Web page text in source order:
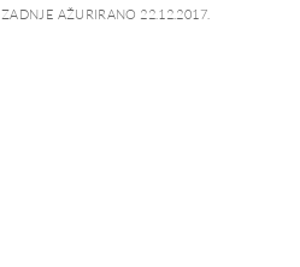
ZADNJE AŽURIRANO 22.12.2017.